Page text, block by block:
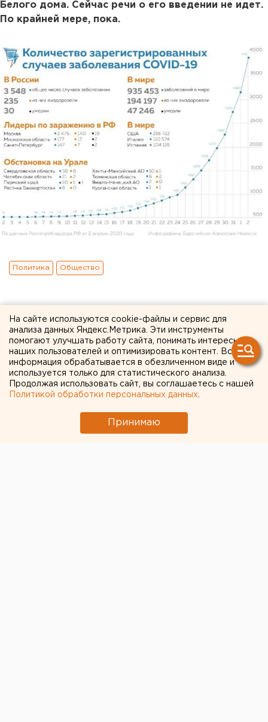
Белого дома. Сейчас речи о его введении не идет.
По крайней мере, пока.
Политика Общество
На сайте используются cookie-файлы и сервис для
анализа данных Яндекс.Метрика. Эти инструменты
помогают улучшать работу сайта, понимать интересы
наших пользователей и оптимизировать контент. Вся
информация обрабатывается в обезличенном виде и
используется только для статистического анализа.
Продолжая использовать сайт, вы соглашаетесь с нашей
Политикой обработки персональных данных
Принимаю